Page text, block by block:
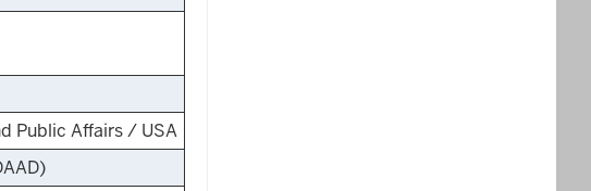
Public Affairs / USA